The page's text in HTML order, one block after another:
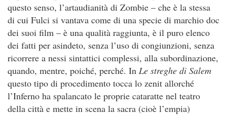
questo senso, l’artaudianità di Zombie – che è la stessa
di cui Fulci si vantava come di una specie di marchio doc
dei suoi film – è una qualità raggiunta, è il puro elenco
dei fatti per asindeto, senza l’uso di congiunzioni, senza
ricorrere a nessi sintattici complessi, alla subordinazione,
quando, mentre, poiché, perché. In Le streghe di Salem
questo tipo di procedimento tocca lo zenit allorché
l’Inferno ha spalancato le proprie cataratte nel teatro
della città e mette in scena la sacra (cioè l’empia)